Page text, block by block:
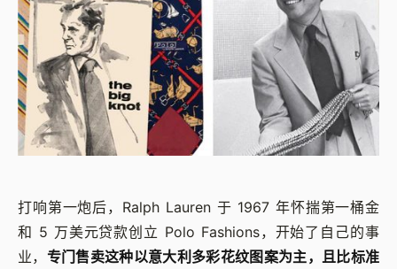
打响第一炮后，Ralph Lauren 于 1967 年怀揣第一桶金
和 5 万美元贷款创立 Polo Fashions，开始了自己的事
业， 专门售卖这种以意大利多彩花纹图案为主，且比标准